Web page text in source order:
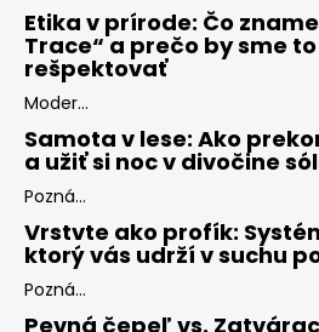
Etika v prírode: Čo
Trace“ a prečo by sme
rešpektovať
Moder...
Samota v lese: Ako
a užiť si noc v divočine
Pozná...
Vrstvte ako profík:
ktorý vás udrží v suchu
Pozná...
Pevná čepeľ vs.